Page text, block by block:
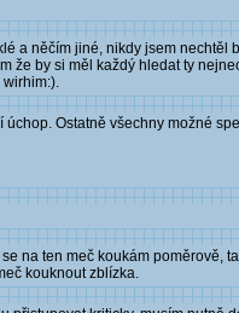
a něčím jiné, nikdy jsem nechtěl
by si měl každý hledat ty
Ostatně všechny možné
na ten meč koukám poměrově,
kouknout zblízka.